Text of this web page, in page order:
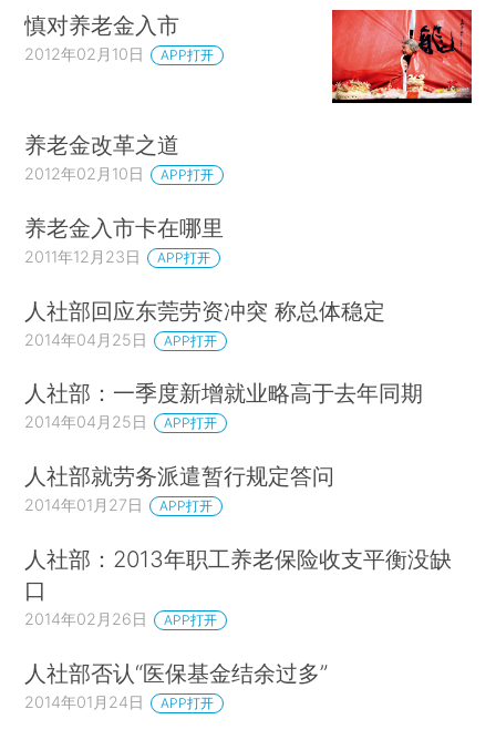
慎对养老金入市
2012年02月10日 APP打开
养老金改革之道
2012年02月10日 APP打开
养老金入市卡在哪里
2011年12月23日 APP打开
人社部回应东莞劳资冲突 称总体稳定
2014年04月25日 APP打开
人社部：一季度新增就业略高于去年同期
2014年04月25日 APP打开
人社部就劳务派遣暂行规定答问
2014年01月27日 APP打开
人社部：2013年职工养老保险收支平衡没缺
口
2014年02月26日 APP打开
人社部否认“医保基金结余过多”
2014年01月24日 APP打开